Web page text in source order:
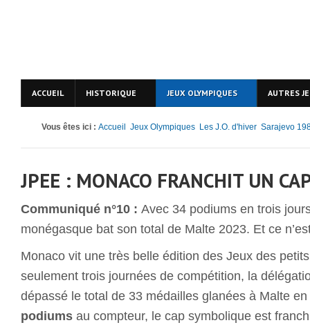
ACCUEIL HISTORIQUE JEUX OLYMPIQUES AUTRES
Vous êtes ici : Accueil Jeux Olympiques Les J.O. d'hiver Sarajevo
JPEE : MONACO FRANCHIT UN
Communiqué n°10 : Avec 34 podiums en trois
monégasque bat son total de Malte 2023. Et ce
Monaco vit une très belle édition des Jeux des
seulement trois journées de compétition, la
dépassé le total de 33 médailles glanées à Malte
podiums au compteur, le cap symbolique est